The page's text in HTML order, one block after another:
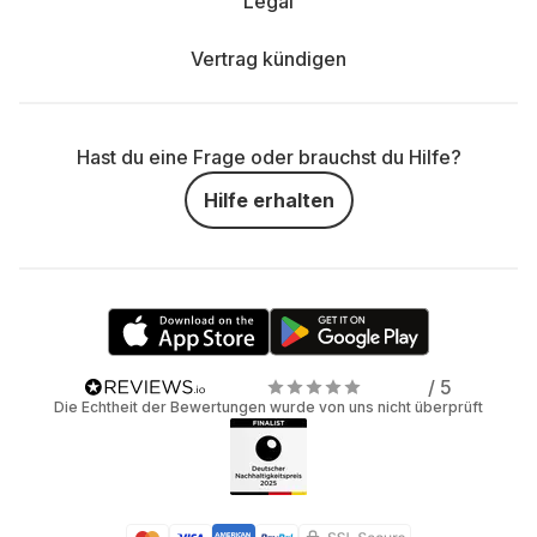
Vertrag kündigen
Hast du eine Frage oder brauchst du Hilfe?
Hilfe erhalten
/ 5
Die Echtheit der Bewertungen wurde von uns nicht überprüft